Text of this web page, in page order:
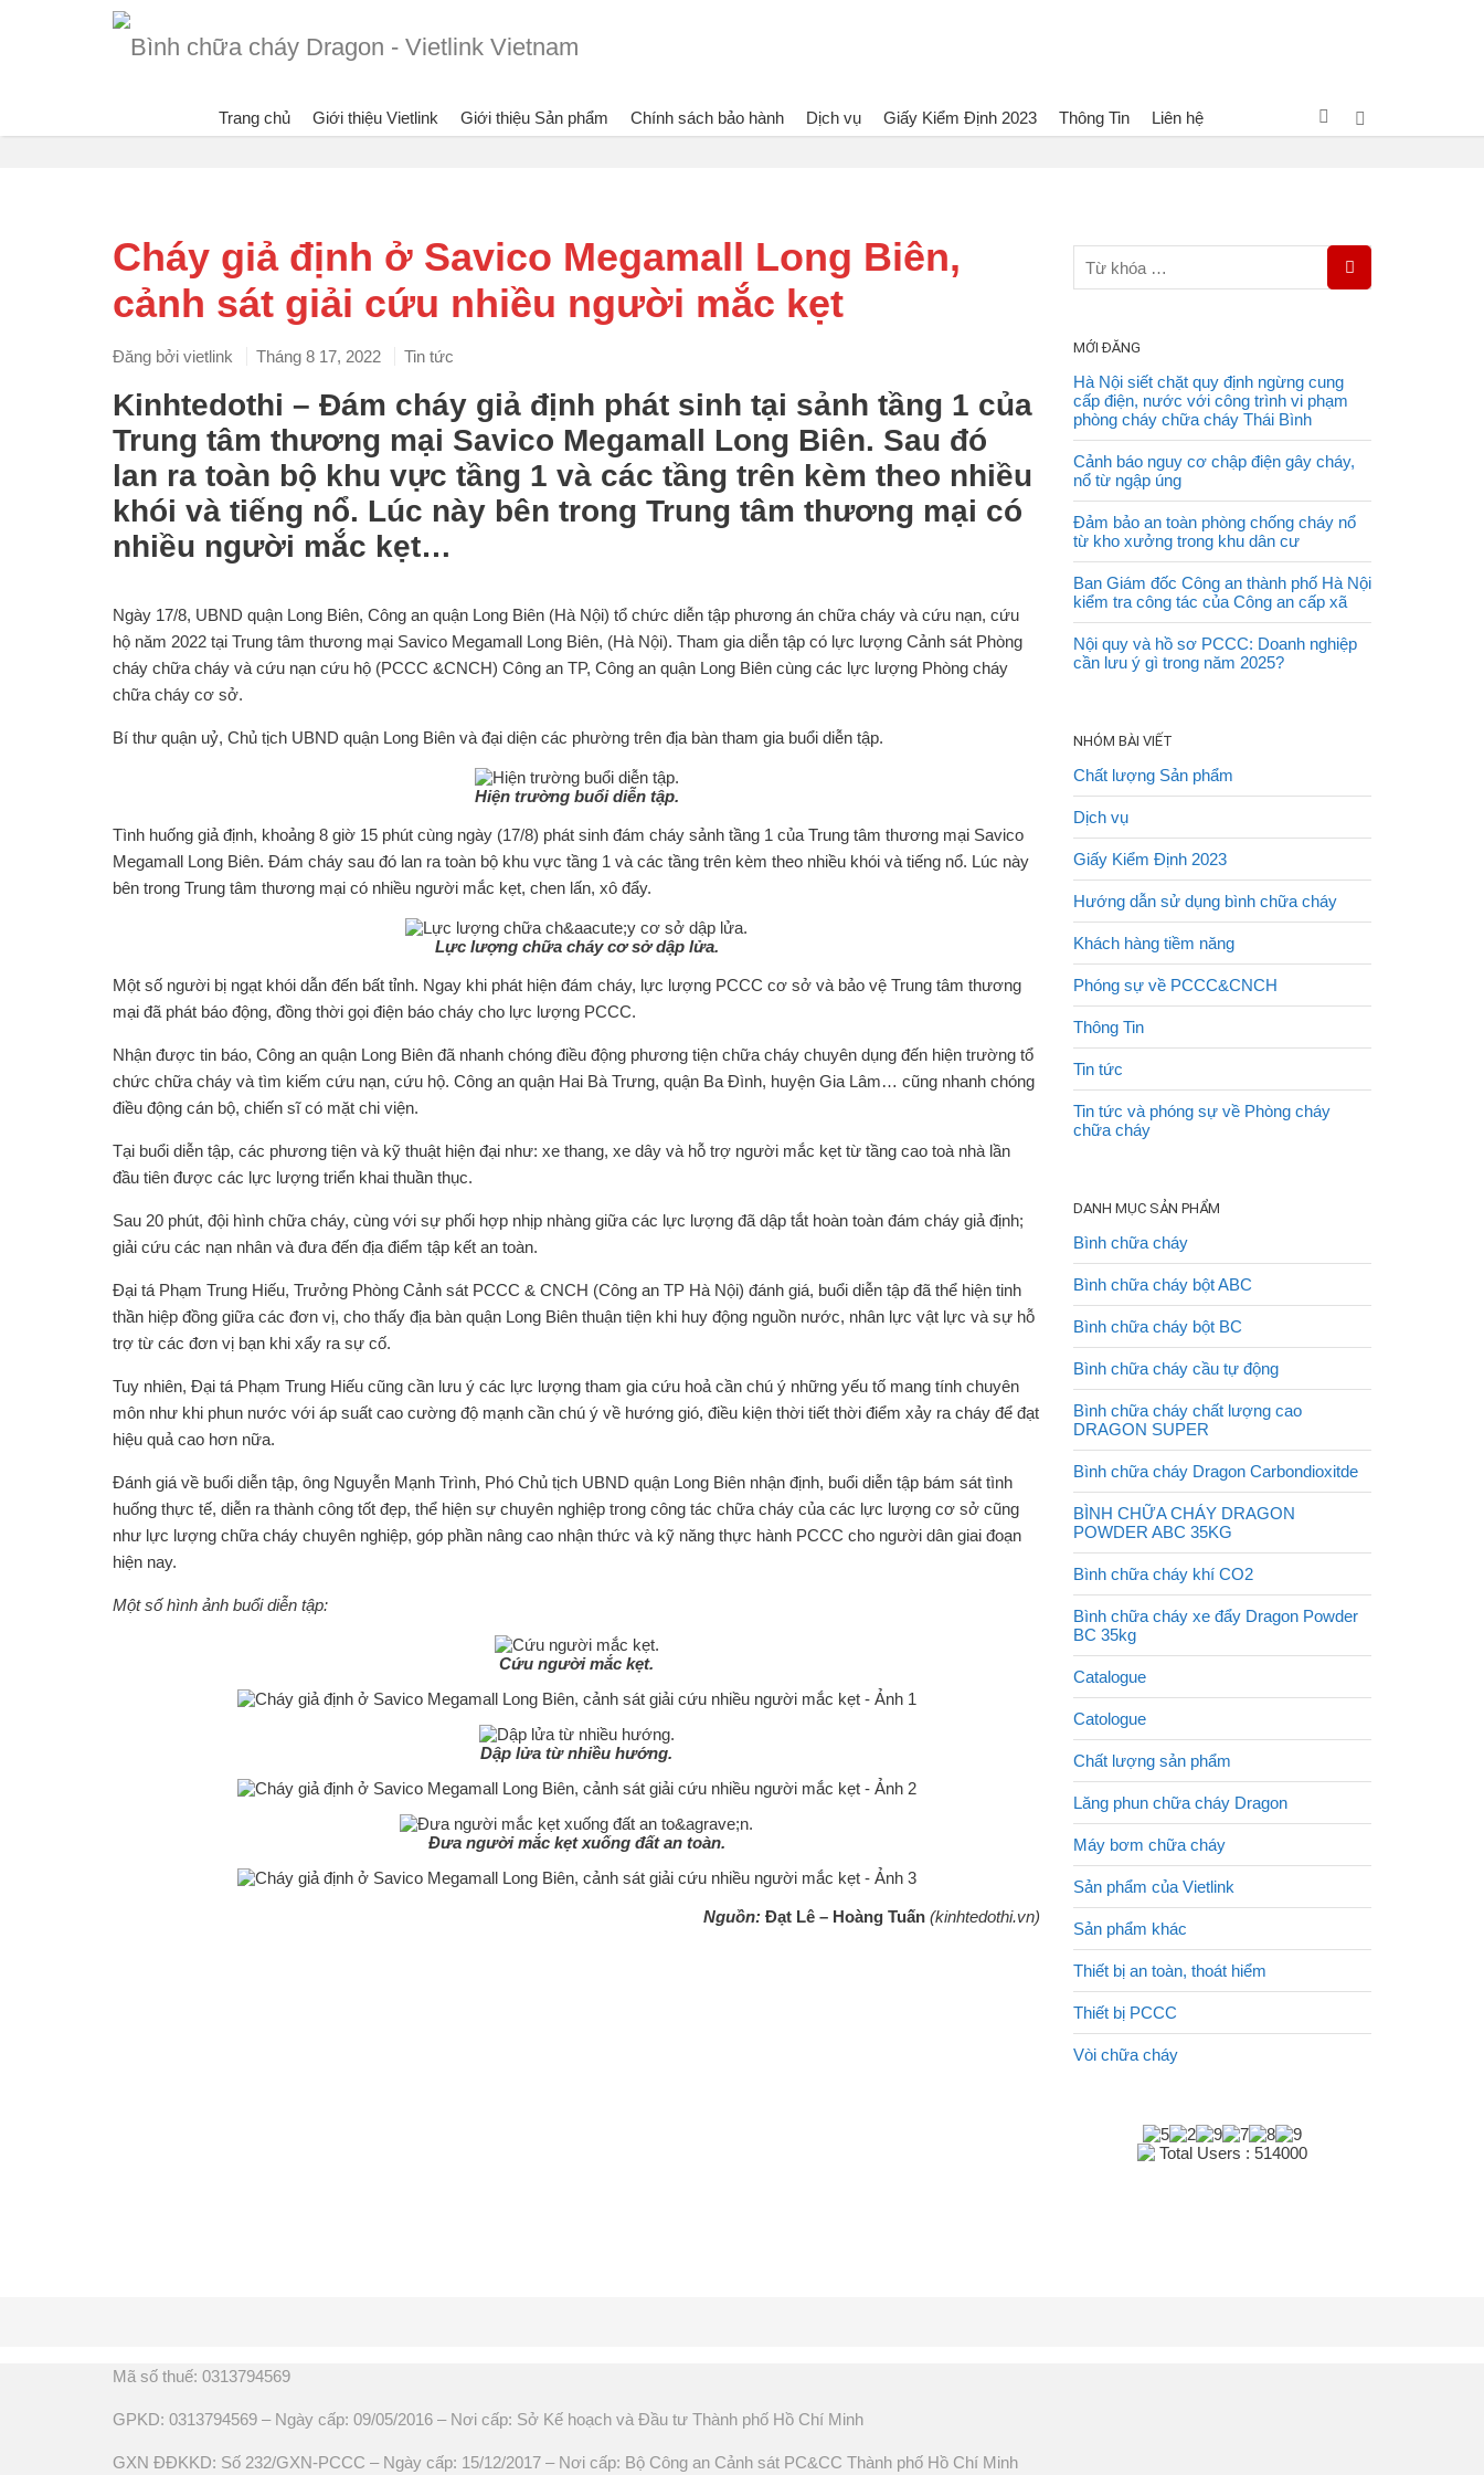
Trang chủ Giới thiệu Vietlink Giới thiệu Sản phẩm Chính sách bảo hành Dịch vụ Giấy Kiểm Định 2023 Thông Tin Liên hệ
Đang xem: Bình chữa cháy Dragon - Vietlink Vietnam Tin tức Cháy giả định ở Savico Megamall Long Biên, cảnh sát giải cứu nhiều người mắc kẹt
Cháy giả định ở Savico Megamall Long Biên,
cảnh sát giải cứu nhiều người mắc kẹt
Đăng bởi vietlink Tháng 8 17, 2022 Tin tức
Kinhtedothi – Đám cháy giả định phát sinh tại sảnh tầng 1 của
Trung tâm thương mại Savico Megamall Long Biên. Sau đó
lan ra toàn bộ khu vực tầng 1 và các tầng trên kèm theo nhiều
khói và tiếng nổ. Lúc này bên trong Trung tâm thương mại có
nhiều người mắc kẹt…
Ngày 17/8, UBND quận Long Biên, Công an quận Long Biên (Hà Nội) tổ chức diễn tập phương án chữa cháy và cứu nạn, cứu
hộ năm 2022 tại Trung tâm thương mại Savico Megamall Long Biên, (Hà Nội). Tham gia diễn tập có lực lượng Cảnh sát Phòng
cháy chữa cháy và cứu nạn cứu hộ (PCCC &CNCH) Công an TP, Công an quận Long Biên cùng các lực lượng Phòng cháy
chữa cháy cơ sở.
Bí thư quận uỷ, Chủ tịch UBND quận Long Biên và đại diện các phường trên địa bàn tham gia buổi diễn tập.
Hiện trường buổi diễn tập.
Tình huống giả định, khoảng 8 giờ 15 phút cùng ngày (17/8) phát sinh đám cháy sảnh tầng 1 của Trung tâm thương mại Savico
Megamall Long Biên. Đám cháy sau đó lan ra toàn bộ khu vực tầng 1 và các tầng trên kèm theo nhiều khói và tiếng nổ. Lúc này
bên trong Trung tâm thương mại có nhiều người mắc kẹt, chen lấn, xô đẩy.
Lực lượng chữa cháy cơ sở dập lửa.
Một số người bị ngạt khói dẫn đến bất tỉnh. Ngay khi phát hiện đám cháy, lực lượng PCCC cơ sở và bảo vệ Trung tâm thương
mại đã phát báo động, đồng thời gọi điện báo cháy cho lực lượng PCCC.
Nhận được tin báo, Công an quận Long Biên đã nhanh chóng điều động phương tiện chữa cháy chuyên dụng đến hiện trường tổ
chức chữa cháy và tìm kiếm cứu nạn, cứu hộ. Công an quận Hai Bà Trưng, quận Ba Đình, huyện Gia Lâm… cũng nhanh chóng
điều động cán bộ, chiến sĩ có mặt chi viện.
Tại buổi diễn tập, các phương tiện và kỹ thuật hiện đại như: xe thang, xe dây và hỗ trợ người mắc kẹt từ tầng cao toà nhà lần
đầu tiên được các lực lượng triển khai thuần thục.
Sau 20 phút, đội hình chữa cháy, cùng với sự phối hợp nhịp nhàng giữa các lực lượng đã dập tắt hoàn toàn đám cháy giả định;
giải cứu các nạn nhân và đưa đến địa điểm tập kết an toàn.
Đại tá Phạm Trung Hiếu, Trưởng Phòng Cảnh sát PCCC & CNCH (Công an TP Hà Nội) đánh giá, buổi diễn tập đã thể hiện tinh
thần hiệp đồng giữa các đơn vị, cho thấy địa bàn quận Long Biên thuận tiện khi huy động nguồn nước, nhân lực vật lực và sự hỗ
trợ từ các đơn vị bạn khi xẩy ra sự cố.
Tuy nhiên, Đại tá Phạm Trung Hiếu cũng cần lưu ý các lực lượng tham gia cứu hoả cần chú ý những yếu tố mang tính chuyên
môn như khi phun nước với áp suất cao cường độ mạnh cần chú ý về hướng gió, điều kiện thời tiết thời điểm xảy ra cháy để đạt
hiệu quả cao hơn nữa.
Đánh giá về buổi diễn tập, ông Nguyễn Mạnh Trình, Phó Chủ tịch UBND quận Long Biên nhận định, buổi diễn tập bám sát tình
huống thực tế, diễn ra thành công tốt đẹp, thể hiện sự chuyên nghiệp trong công tác chữa cháy của các lực lượng cơ sở cũng
như lực lượng chữa cháy chuyên nghiệp, góp phần nâng cao nhận thức và kỹ năng thực hành PCCC cho người dân giai đoạn
hiện nay.
Một số hình ảnh buổi diễn tập:
Cứu người mắc kẹt.
Dập lửa từ nhiều hướng.
Đưa người mắc kẹt xuống đất an toàn.
Nguồn: Đạt Lê – Hoàng Tuấn (kinhtedothi.vn)
MỚI ĐĂNG
Hà Nội siết chặt quy định ngừng cung
cấp điện, nước với công trình vi phạm
phòng cháy chữa cháy Thái Bình
Cảnh báo nguy cơ chập điện gây cháy,
nổ từ ngập úng
Đảm bảo an toàn phòng chống cháy nổ
từ kho xưởng trong khu dân cư
Ban Giám đốc Công an thành phố Hà Nội
kiểm tra công tác của Công an cấp xã
Nội quy và hồ sơ PCCC: Doanh nghiệp
cần lưu ý gì trong năm 2025?
NHÓM BÀI VIẾT
Chất lượng Sản phẩm
Dịch vụ
Giấy Kiểm Định 2023
Hướng dẫn sử dụng bình chữa cháy
Khách hàng tiềm năng
Phóng sự về PCCC&CNCH
Thông Tin
Tin tức
Tin tức và phóng sự về Phòng cháy
chữa cháy
DANH MỤC SẢN PHẨM
Bình chữa cháy
Bình chữa cháy bột ABC
Bình chữa cháy bột BC
Bình chữa cháy cầu tự động
Bình chữa cháy chất lượng cao
DRAGON SUPER
Bình chữa cháy Dragon Carbondioxitde
BÌNH CHỮA CHÁY DRAGON
POWDER ABC 35KG
Bình chữa cháy khí CO2
Bình chữa cháy xe đẩy Dragon Powder
BC 35kg
Catalogue
Catologue
Chất lượng sản phẩm
Lăng phun chữa cháy Dragon
Máy bơm chữa cháy
Sản phẩm của Vietlink
Sản phẩm khác
Thiết bị an toàn, thoát hiểm
Thiết bị PCCC
Vòi chữa cháy
Total Users : 514000
Mã số thuế: 0313794569
GPKD: 0313794569 – Ngày cấp: 09/05/2016 – Nơi cấp: Sở Kế hoạch và Đầu tư Thành phố Hồ Chí Minh
GXN ĐĐKKD: Số 232/GXN-PCCC – Ngày cấp: 15/12/2017 – Nơi cấp: Bộ Công an Cảnh sát PC&CC Thành phố Hồ Chí Minh